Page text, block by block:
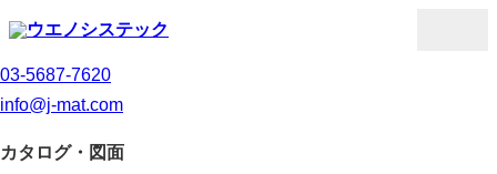
03-5687-7620
info@j-mat.com
カタログ・図面